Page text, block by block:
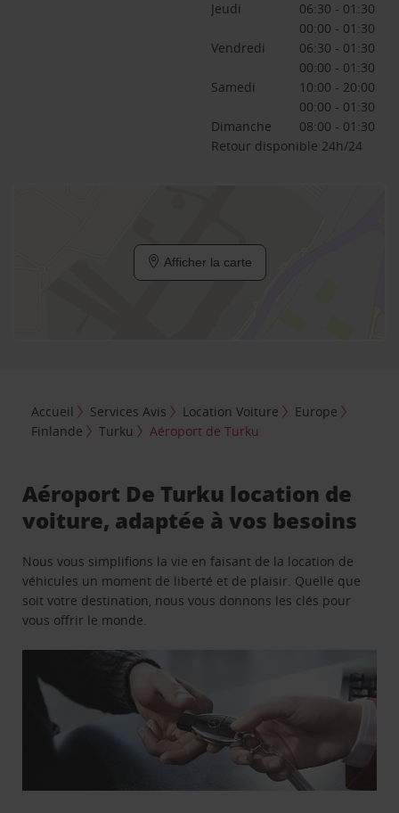
Jeudi
06:30 - 01:30
00:00 - 01:30
Vendredi
06:30 - 01:30
00:00 - 01:30
Samedi
10:00 - 20:00
00:00 - 01:30
Dimanche
08:00 - 01:30
Retour disponible 24h/24
Afficher la carte
Accueil Services Avis Location Voiture
Europe
Finlande
Turku Aéroport de Turku
Aéroport De Turku location de
voiture, adaptée à vos besoins
Nous vous simplifions la vie en faisant de la location de
véhicules un moment de liberté et de plaisir. Quelle que
soit votre destination, nous vous donnons les clés pour
vous offrir le monde.